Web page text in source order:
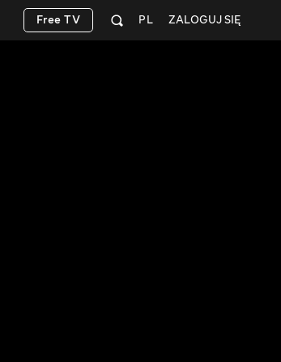
ZALOGUJ SIĘ
PL
Free TV